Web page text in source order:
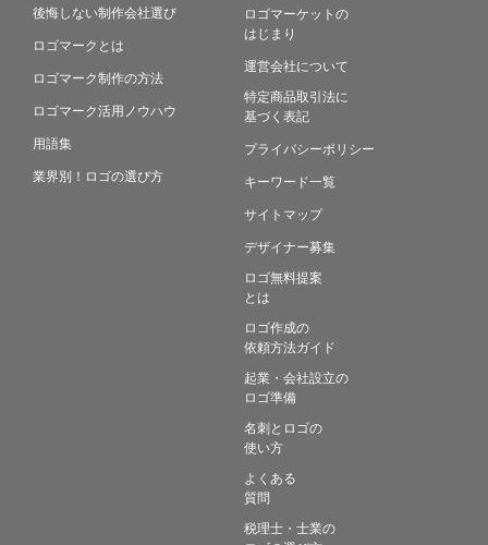
後悔しない制作会社選び
ロゴマークとは
ロゴマーク制作の方法
ロゴマーク活用ノウハウ
用語集
業界別！ロゴの選び方
ロゴマーケットの
はじまり
運営会社について
特定商品取引法に
基づく表記
プライバシーポリシー
キーワード一覧
サイトマップ
デザイナー募集
ロゴ無料提案
とは
ロゴ作成の
依頼方法ガイド
起業・会社設立の
ロゴ準備
名刺とロゴの
使い方
よくある
質問
税理士・士業の